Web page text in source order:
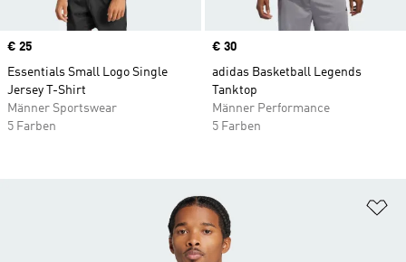
Price
€ 25
Essentials Small Logo Single
Jersey T-Shirt
Männer Sportswear
5 Farben
Price
€ 30
adidas Basketball Legends
Tanktop
Männer Performance
5 Farben